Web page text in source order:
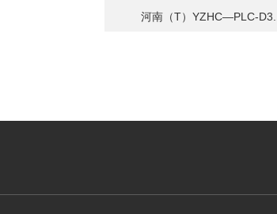
河南（T）YZHC—PLC-D3...